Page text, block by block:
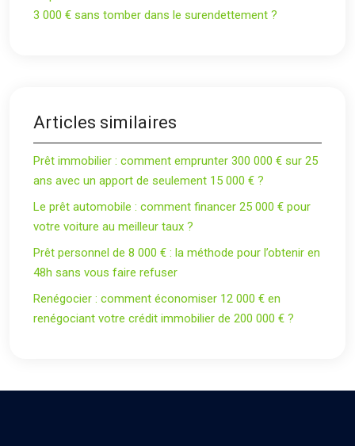
3 000 € sans tomber dans le surendettement ?
Articles similaires
Prêt immobilier : comment emprunter 300 000 € sur 25
ans avec un apport de seulement 15 000 € ?
Le prêt automobile : comment financer 25 000 € pour
votre voiture au meilleur taux ?
Prêt personnel de 8 000 € : la méthode pour l’obtenir en
48h sans vous faire refuser
Renégocier : comment économiser 12 000 € en
renégociant votre crédit immobilier de 200 000 € ?